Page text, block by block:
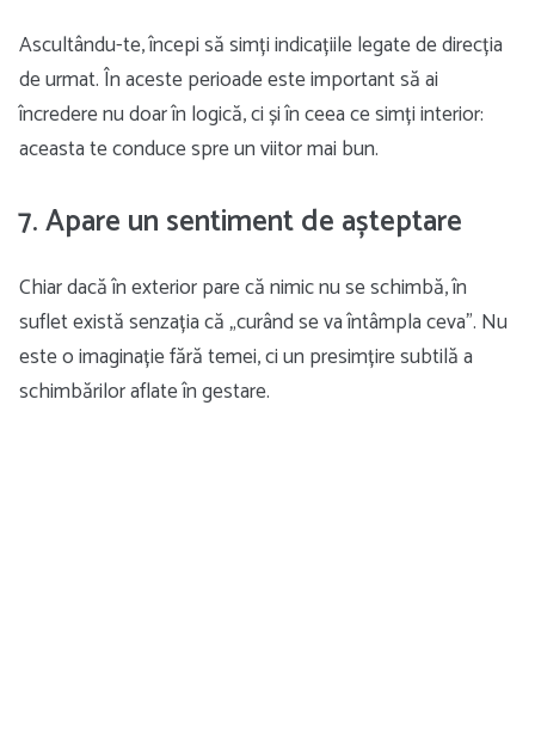
Ascultându-te, începi să simți indicațiile legate de direcția
de urmat. În aceste perioade este important să ai
încredere nu doar în logică, ci și în ceea ce simți interior:
aceasta te conduce spre un viitor mai bun.
7. Apare un sentiment de așteptare
Chiar dacă în exterior pare că nimic nu se schimbă, în
suflet există senzația că „curând se va întâmpla ceva”. Nu
este o imaginație fără temei, ci un presimțire subtilă a
schimbărilor aflate în gestare.